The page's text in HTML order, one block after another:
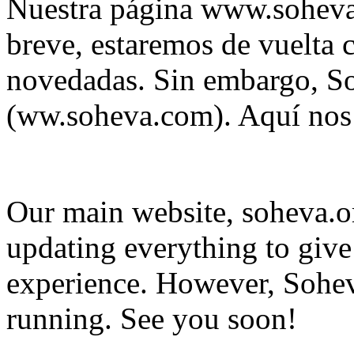
Nuestra página
breve, estaremos de vuelta
novedadas. Sin embargo,
(ww.soheva.com). Aquí
Our main website,
updating everything to
experience. However,
running. See you soon!